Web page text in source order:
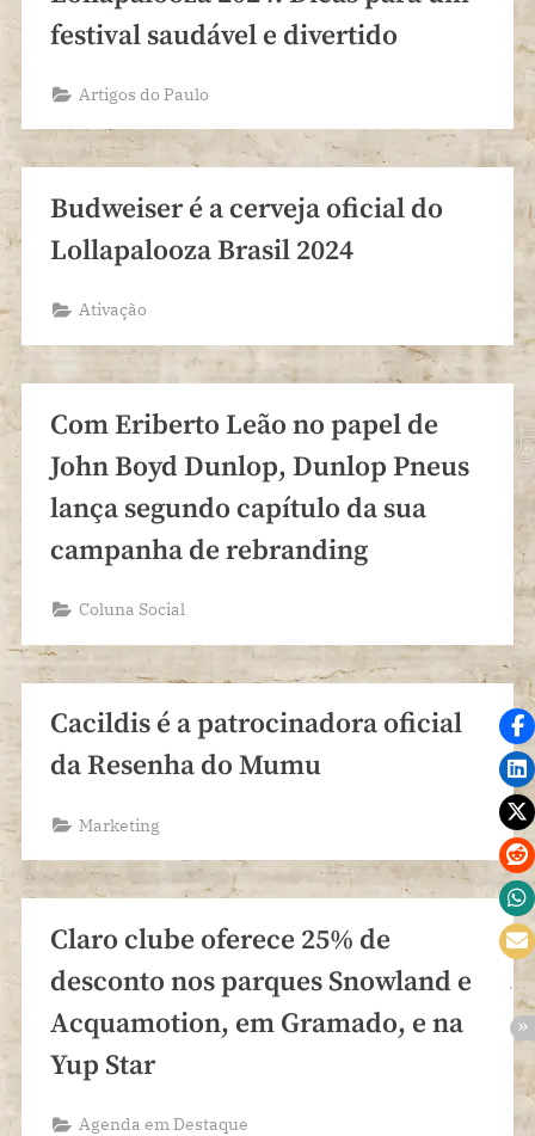
festival saudável e divertido
Artigos do Paulo
Budweiser é a cerveja oficial do
Lollapalooza Brasil 2024
Ativação
Com Eriberto Leão no papel de
John Boyd Dunlop, Dunlop Pneus
lança segundo capítulo da sua
campanha de rebranding
Coluna Social
Cacildis é a patrocinadora oficial
da Resenha do Mumu
Marketing
Claro clube oferece 25% de
desconto nos parques Snowland e
Acquamotion, em Gramado, e na
Yup Star
Agenda em Destaque